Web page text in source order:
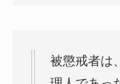
被懲戒者は